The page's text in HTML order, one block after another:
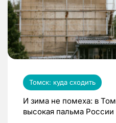
Томск: куда сходить
И зима не помеха: в
высокая пальма России